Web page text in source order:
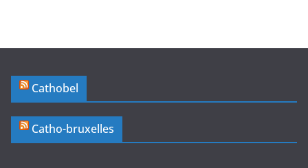
Cathobel
Catho-bruxelles